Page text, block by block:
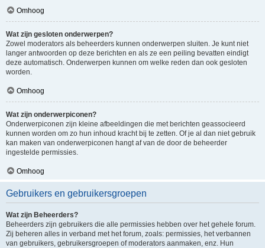
Omhoog
Wat zijn gesloten onderwerpen?
Zowel moderators als beheerders kunnen onderwerpen sluiten. Je kunt niet
langer antwoorden op deze berichten en als ze een peiling bevatten eindigt
deze automatisch. Onderwerpen kunnen om welke reden dan ook gesloten
worden.
Omhoog
Wat zijn onderwerpiconen?
Onderwerpiconen zijn kleine afbeeldingen die met berichten geassocieerd
kunnen worden om zo hun inhoud kracht bij te zetten. Of je al dan niet gebruik
kan maken van onderwerpiconen hangt af van de door de beheerder
ingestelde permissies.
Omhoog
Gebruikers en gebruikersgroepen
Wat zijn Beheerders?
Beheerders zijn gebruikers die alle permissies hebben over het gehele forum.
Zij beheren alles in verband met het forum, zoals: permissies, het verbannen
van gebruikers, gebruikersgroepen of moderators aanmaken, enz. Hun